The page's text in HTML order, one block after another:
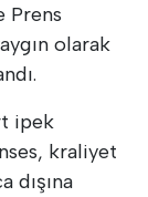
Prens
olarak
ipek
kraliyet
dışına